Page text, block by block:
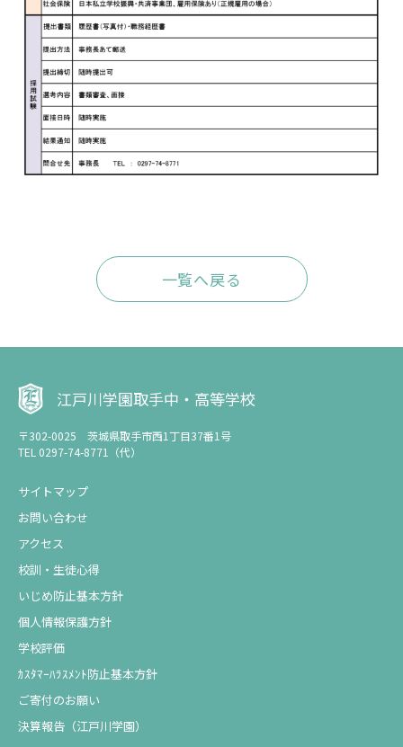
一覧へ戻る
江戸川学園取手中・高等学校
〒302-0025 茨城県取手市西1丁目37番1号
TEL 0297-74-8771（代）
サイトマップ
お問い合わせ
アクセス
校訓・生徒心得
いじめ防止基本方針
個人情報保護方針
学校評価
ｶｽﾀﾏｰﾊﾗｽﾒﾝﾄ防止基本方針
ご寄付のお願い
決算報告（江戸川学園）